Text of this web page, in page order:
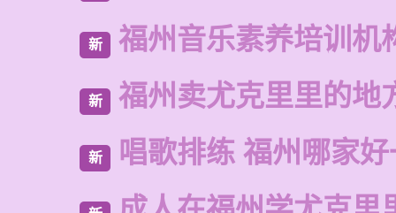
新 福州音乐素养培训机
新 福州卖尤克里里的地
新 唱歌排练 福州哪家